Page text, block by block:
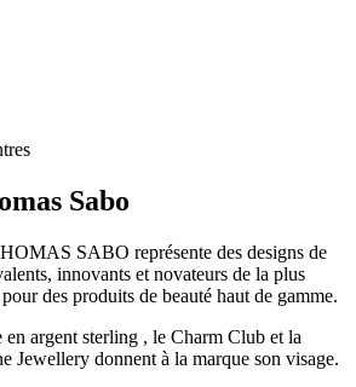
Sabo
SABO représente des designs de
innovants et novateurs de la plus
des produits de beauté haut de gamme.
argent sterling , le Charm Club et la
Jewellery donnent à la marque son visage.